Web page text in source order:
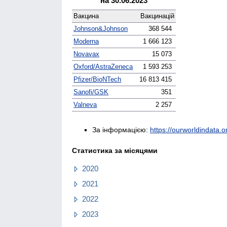
Вакцина
Вакцинацій
Johnson&Johnson
368 544
Moderna
1 666 123
Novavax
15 073
Oxford/AstraZeneca
1 593 253
Pfizer/BioNTech
16 813 415
Sanofi/GSK
351
Valneva
2 257
За інформацією: https://
Статистика за місяцями
2020
2021
2022
2023